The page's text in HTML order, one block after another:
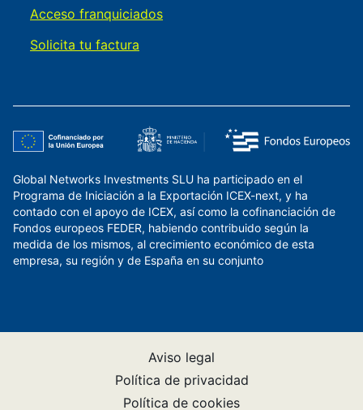
Acceso franquiciados
Solicita tu factura
Global Networks Investments SLU ha participado en el
Programa de Iniciación a la Exportación ICEX-next, y ha
contado con el apoyo de ICEX, así como la cofinanciación de
Fondos europeos FEDER, habiendo contribuido según la
medida de los mismos, al crecimiento económico de esta
empresa, su región y de España en su conjunto
Aviso legal
Política de privacidad
Política de cookies